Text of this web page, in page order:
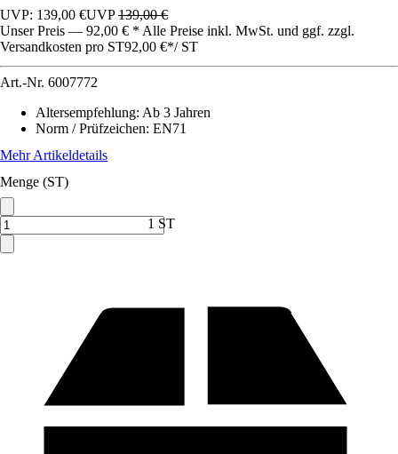
UVP: 139,00 €UVP139,00 €
Unser Preis — 92,00 € * Alle Preise inkl. MwSt. und ggf. zzgl.
Versandkosten pro ST92,00 €*/ ST
Art.-Nr. 6007772
Altersempfehlung: Ab 3 Jahren
Norm / Prüfzeichen: EN71
Mehr Artikeldetails
Menge (ST)
1 ST